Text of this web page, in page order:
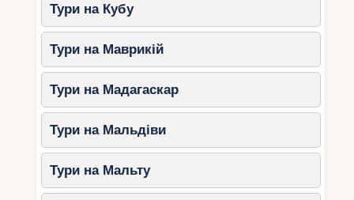
види.
Прекрасне місце для любителів
природи.
Цей пляж підійде тим, хто цінує тишу та
незайману природу.
Який пляж вибрати?
Вибір пляжу залежить від ваших переваг:
Тури на Кубу
Тури на Маврикій
Тури на Мадагаскар
Тури на Мальдіви
Тури на Мальту